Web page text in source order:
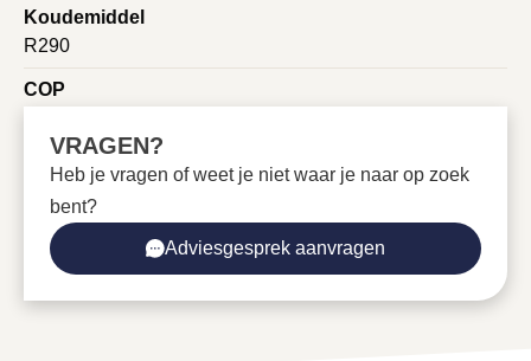
Koudemiddel
R290
COP
KA20338
VRAGEN?
Heb je vragen of weet je niet waar je naar op zoek
bent?
Adviesgesprek aanvragen